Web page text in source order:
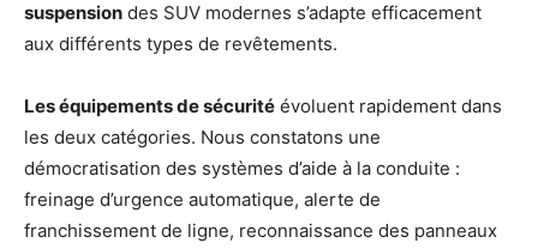
suspension des SUV modernes s’adapte efficacement
aux différents types de revêtements.
Les équipements de sécurité évoluent rapidement dans
les deux catégories. Nous constatons une
démocratisation des systèmes d’aide à la conduite :
freinage d’urgence automatique, alerte de
franchissement de ligne, reconnaissance des panneaux